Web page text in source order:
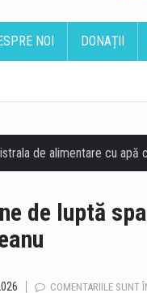
NOI DONAȚII
de luptă
COMENTARIILE SUNT